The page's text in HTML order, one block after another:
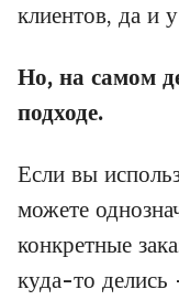
клиентов, да и
Но, на самом
подходе.
Если вы
можете
конкретные
куда-то